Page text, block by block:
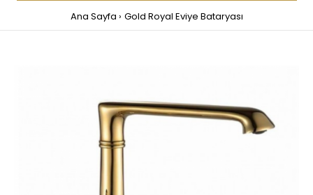
Ana Sayfa Gold Royal Eviye Bataryası